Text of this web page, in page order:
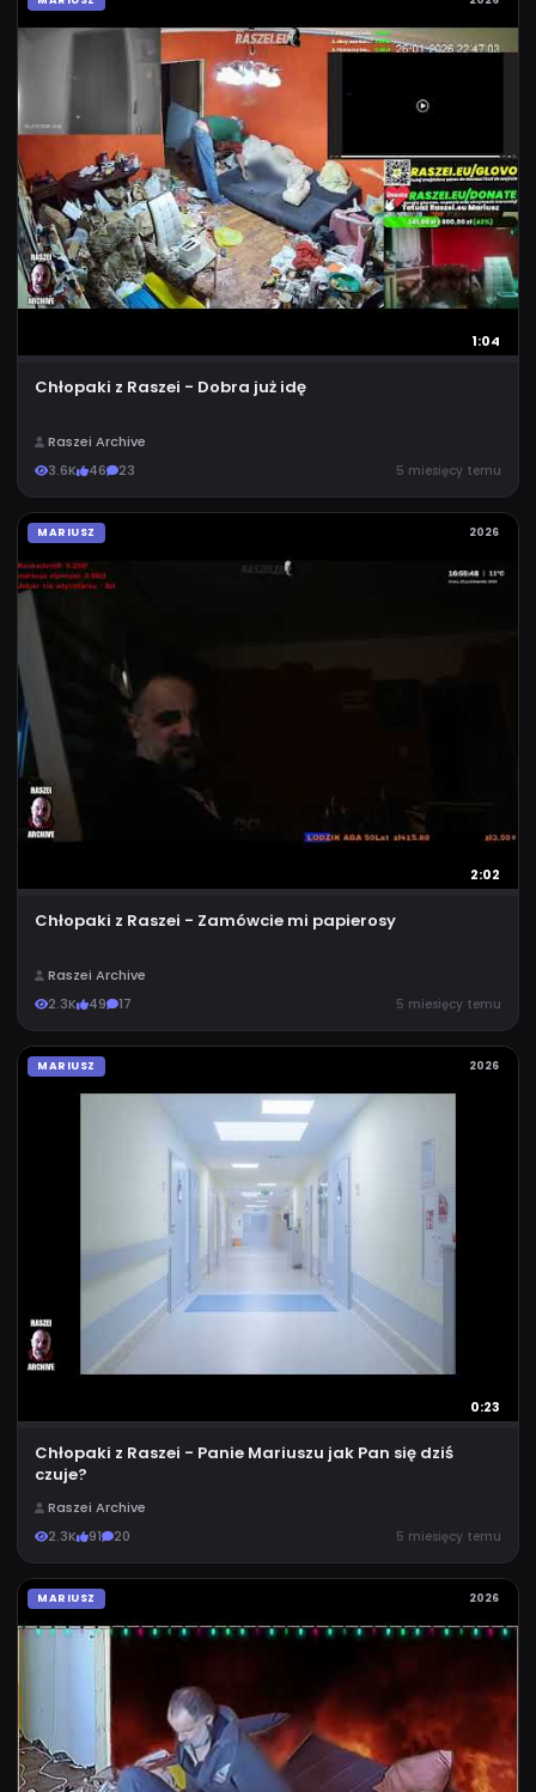
1:04
Chłopaki z Raszei - Dobra już idę
Raszei Archive
3.6K
46 23 5 miesięcy temu
2:02
MARIUSZ 2026
Chłopaki z Raszei - Zamówcie mi papierosy
Raszei Archive
2.3K
49 17 5 miesięcy temu
0:23
MARIUSZ 2026
Chłopaki z Raszei - Panie Mariuszu jak Pan się dziś
czuje?
Raszei Archive
2.3K
91 20 5 miesięcy temu
MARIUSZ 2026